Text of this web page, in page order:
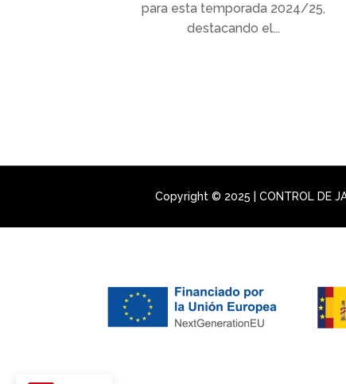
para esta temporada 2024/25,
destacando el...
Copyright © 2025 | CONTROL DE